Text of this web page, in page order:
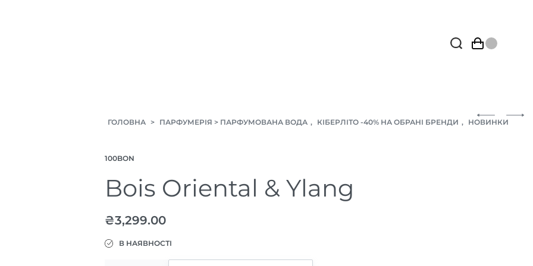
ГОЛОВНА > ПАРФУМЕРІЯ > ПАРФУМОВАНА ВОДА , КІБЕРЛІТО -40% НА ОБРАНІ БРЕНДИ , НОВИНКИ
100BON
Bois Oriental & Ylang
₴3,299.00
В НАЯВНОСТІ